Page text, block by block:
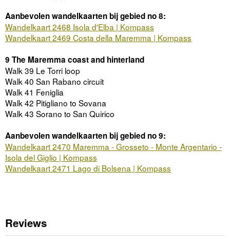
Aanbevolen wandelkaarten bij gebied no 8:
Wandelkaart 2468 Isola d'Elba | Kompass
Wandelkaart 2469 Costa della Maremma | Kompass
9 The Maremma coast and hinterland
Walk 39 Le Torri loop
Walk 40 San Rabano circuit
Walk 41 Feniglia
Walk 42 Pitigliano to Sovana
Walk 43 Sorano to San Quirico
Aanbevolen wandelkaarten bij gebied no 9:
Wandelkaart 2470 Maremma - Grosseto - Monte Argentario -
Isola del Giglio | Kompass
Wandelkaart 2471 Lago di Bolsena | Kompass
Reviews